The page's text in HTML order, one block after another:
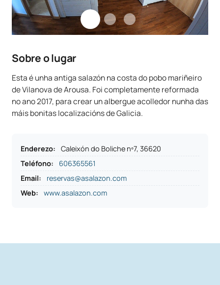
Sobre o lugar
Esta é unha antiga salazón na costa do pobo mariñeiro
de Vilanova de Arousa. Foi completamente reformada
no ano 2017, para crear un albergue acolledor nunha das
máis bonitas localizacións de Galicia.
Enderezo:
Caleixón do Boliche nº7, 36620
Teléfono:
606365561
Email:
reservas@asalazon.com
Web:
www.asalazon.com